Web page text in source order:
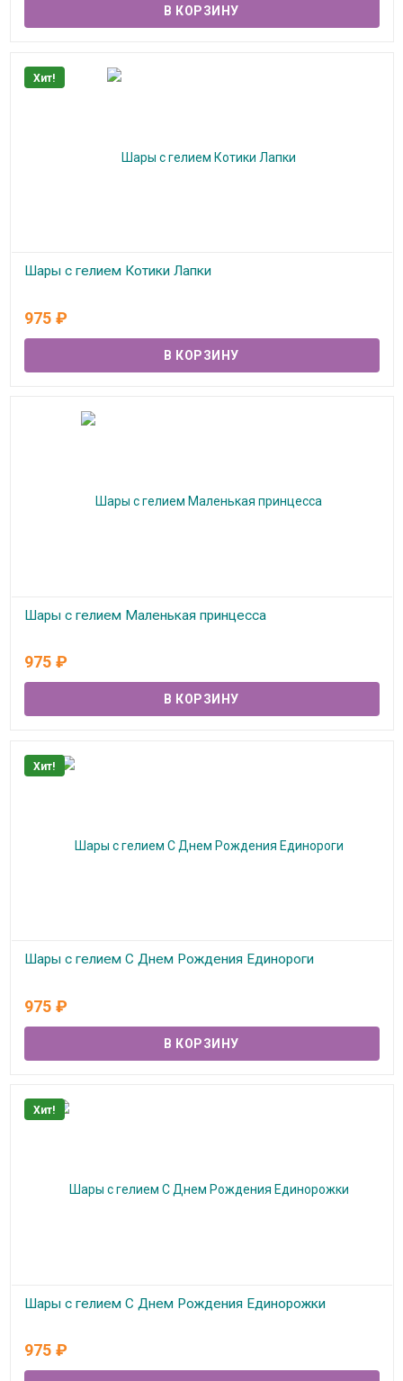
Хит!
Шары с гелием Котики Лапки
975 ₽
Шары с гелием Маленькая принцесса
975 ₽
Хит!
Шары с гелием С Днем Рождения Единороги
975 ₽
Хит!
Шары с гелием С Днем Рождения Единорожки
975 ₽